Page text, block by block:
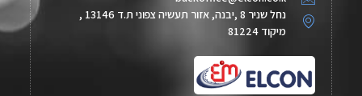
נחל שניר 8 ,יבנה, אזור תעשיה צפוני ת.ד 13146 ,
מיקוד 81224